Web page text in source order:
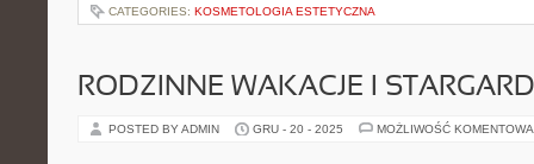
CATEGORIES: KOSMETOLOGIA ESTETYCZNA
RODZINNE WAKACJE I STARGARD
POSTED BY ADMIN GRU - 20 - 2025 MOŻLIWOŚĆ